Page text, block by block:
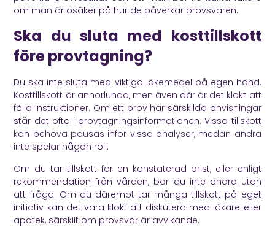
om man är osäker på hur de påverkar provsvaren.
Ska du sluta med kosttillskott
före provtagning?
Du ska inte sluta med viktiga läkemedel på egen hand.
Kosttillskott är annorlunda, men även där är det klokt att
följa instruktioner. Om ett prov har särskilda anvisningar
står det ofta i provtagningsinformationen. Vissa tillskott
kan behöva pausas inför vissa analyser, medan andra
inte spelar någon roll.
Om du tar tillskott för en konstaterad brist, eller enligt
rekommendation från vården, bör du inte ändra utan
att fråga. Om du däremot tar många tillskott på eget
initiativ kan det vara klokt att diskutera med läkare eller
apotek, särskilt om provsvar är avvikande.